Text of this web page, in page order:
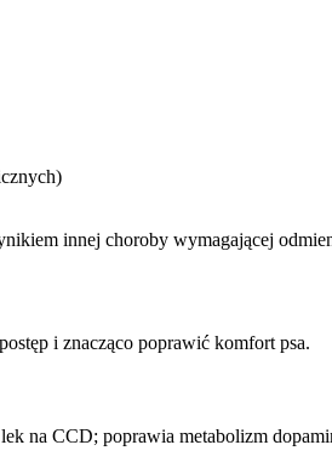
innej choroby wymagającej
i znacząco poprawić komfort psa.
na CCD; poprawia metabolizm